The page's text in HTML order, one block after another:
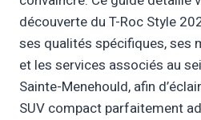
découverte du T-Roc Style
ses qualités spécifiques, ses
et les services associés au
Sainte-Menehould, afin
SUV compact parfaitement